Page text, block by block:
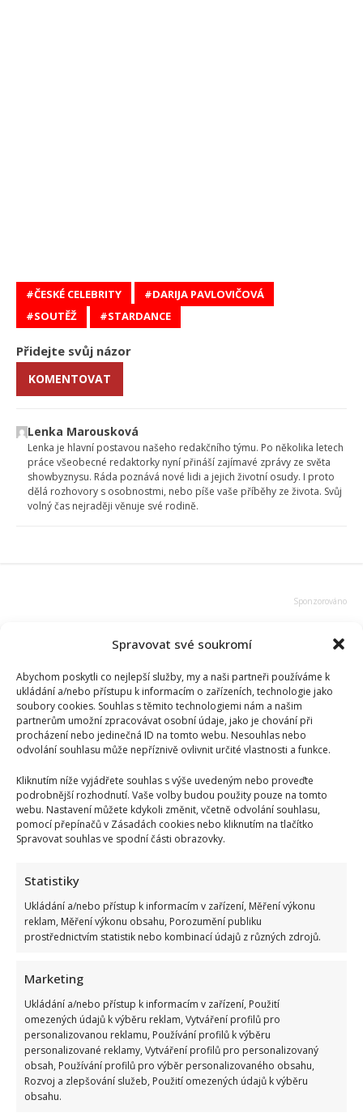
Spravovat své soukromí
Abychom poskytli co nejlepší služby, my a naši partneři používáme k
ukládání a/nebo přístupu k informacím o zařízeních, technologie jako
soubory cookies. Souhlas s těmito technologiemi nám a našim
partnerům umožní zpracovávat osobní údaje, jako je chování při
procházení nebo jedinečná ID na tomto webu. Nesouhlas nebo
odvolání souhlasu může nepříznivě ovlivnit určité vlastnosti a funkce.
Kliknutím níže vyjádřete souhlas s výše uvedeným nebo proveďte
podrobnější rozhodnutí. Vaše volby budou použity pouze na tomto
webu. Nastavení můžete kdykoli změnit, včetně odvolání souhlasu,
pomocí přepínačů v Zásadách cookies nebo kliknutím na tlačítko
Spravovat souhlas ve spodní části obrazovky.
Statistiky
Ukládání a/nebo přístup k informacím v zařízení, Měření výkonu
reklam, Měření výkonu obsahu, Porozumění publiku
prostřednictvím statistik nebo kombinací údajů z různých zdrojů.
Marketing
Ukládání a/nebo přístup k informacím v zařízení, Použití
omezených údajů k výběru reklam, Vytváření profilů pro
personalizovanou reklamu, Používání profilů k výběru
personalizované reklamy, Vytváření profilů pro personalizovaný
obsah, Používání profilů pro výběr personalizovaného obsahu,
Rozvoj a zlepšování služeb, Použití omezených údajů k výběru
obsahu.
ČESKÉ CELEBRITY
DARIJA PAVLOVIČOVÁ
SOUTĚŽ
STARDANCE
Přidejte svůj názor
KOMENTOVAT
Lenka Marousková
Lenka je hlavní postavou našeho redakčního týmu. Po několika letech
práce všeobecné redaktorky nyní přináší zajímavé zprávy ze světa
showbyznysu. Ráda poznává nové lidi a jejich životní osudy. I proto
dělá rozhovory s osobnostmi, nebo píše vaše příběhy ze života. Svůj
volný čas nejraději věnuje své rodině.